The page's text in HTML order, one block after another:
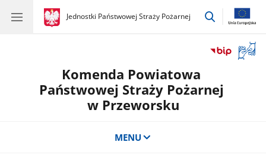
gov.pl
Jednostki Państwowej Straży Pożarnej
gov.pl
Jednostki
przejdź
okno
Komenda Powiatowa
Państwowej Straży Pożarnej
w Przeworsku
MENU